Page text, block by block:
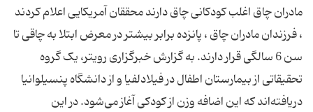
مادران چاق اغلب کودکانی چاق دارند محققان آمریکایی اعلام کردند
، فرزندان مادران چاق ، پانزده برابر بیشتر در معرض ابتلا به چاقی تا
سن 6 سالگی قرار دارند. به گزارش خبرگزاری رویتر، یک گروه
تحقیقاتی از بیمارستان اطفال در فیلادلفیا و از دانشگاه پنسیلوانیا
دریافته‌اند که این اضافه وزن از کودکی آغاز می‌شود. در این